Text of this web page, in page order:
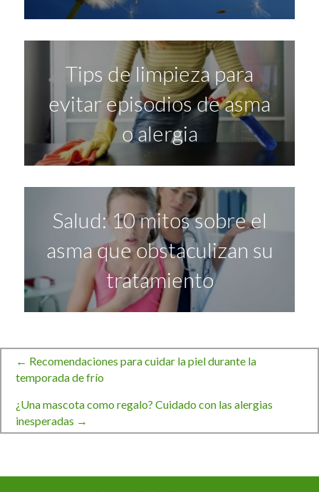
Tips de limpieza para
evitar episodios de asma
o alergia
Salud: 10 mitos sobre el
asma que obstaculizan su
tratamiento
Navegación
de
entradas
← Recomendaciones para cuidar la piel durante la
temporada de frío
¿Una mascota como regalo? Cuidado con las alergias
inesperadas →